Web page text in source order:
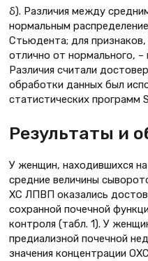
δ). Различия между
нормальным
Стьюдента; для
отлично от нормального,
Различия считали
обработки данных был
статистических программ
Результаты и
У женщин, находившихся
средние величины
ХС ЛПВП оказались
сохранной почечной
контроля (табл. 1). У
предиализной почечной
значения концентрации